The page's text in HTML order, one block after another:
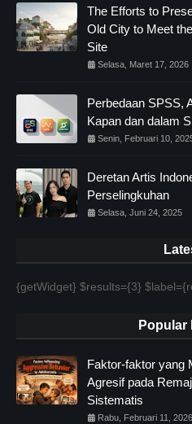
The Efforts to
Old City to Meet
Site
Selasa, Maret 17, 2026
Perbedaan SPSS,
Kapan dan dalam
Senin, Februari 10,
Deretan Artis
Perselingkuhan
Selasa, Juni 24, 2025
{getWidget} $results={3}
Popular
Faktor-faktor yang
Agresif pada
Sistematis
Rabu, Februari 11, 2026